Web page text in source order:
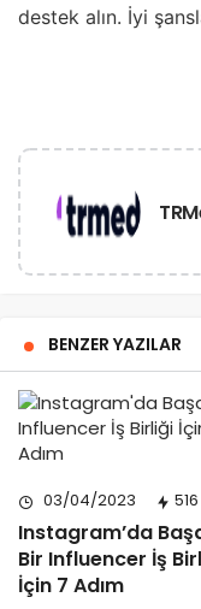
destek alın. İyi
BENZER YAZILAR
03/04/2023 516
Instagram’da
Bir Influencer İş
İçin 7 Adım